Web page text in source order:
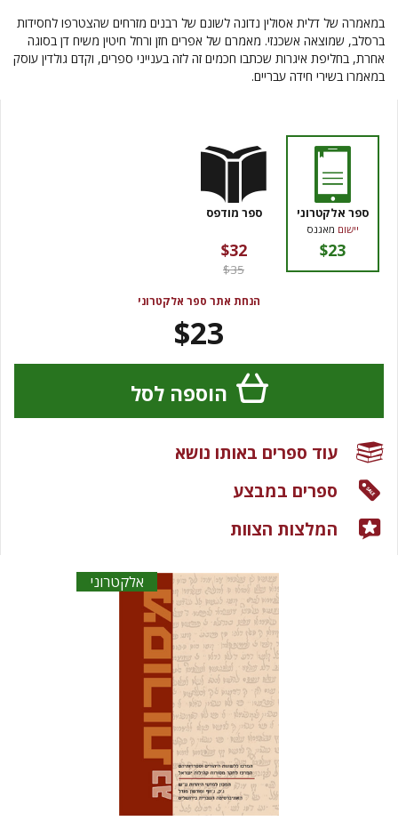
אלקטרוני
במאמרה של דלית אסולין נדונה לשונם של רבנים מזרחים שהצטרפו לחסידות
ברסלב, שמוצאה אשכנזי. מאמרם של אפרים חזן ורחל חיטין משיח דן בסוגה
אחרת, בחליפת איגרות שכתבו חכמים זה לזה בענייני ספרים, וקדם גולדין עוסק
במאמרו בשירי חידה עבריים.
ספר אלקטרוני
יישום מאגנס
$23
ספר מודפס
$32
$35
הנחת אתר ספר אלקטרוני
$23
הוספה לסל
עוד ספרים באותו נושא
ספרים במבצע
המלצות הצוות